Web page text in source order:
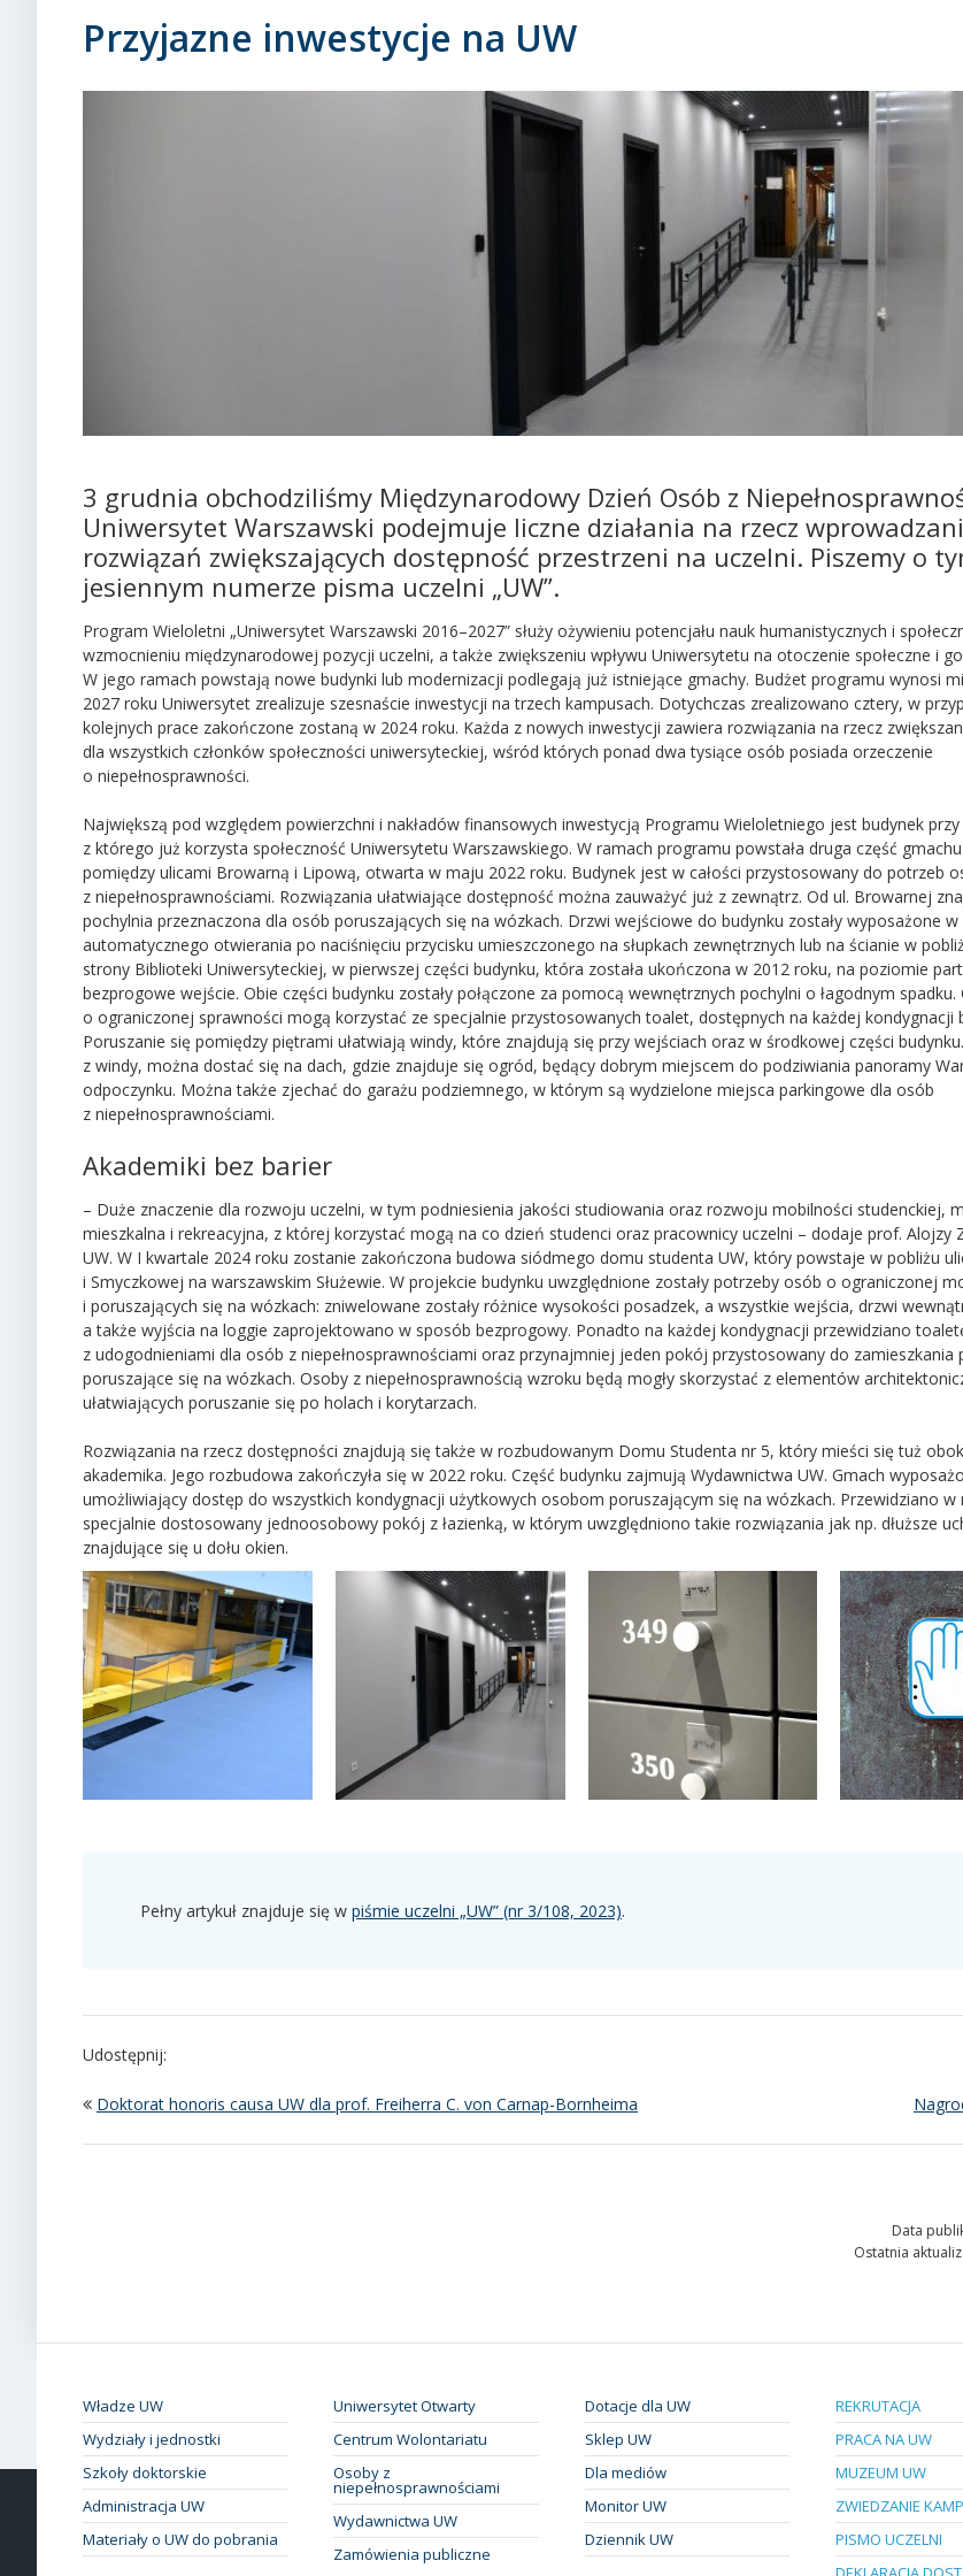
Przyjazne inwestycje na UW
3 grudnia obchodziliśmy Międzynarodowy Dzień Osób z
Uniwersytet Warszawski podejmuje liczne działania na rzecz
rozwiązań zwiększających dostępność przestrzeni na uczelni. Piszemy o
jesiennym numerze pisma uczelni „UW”.
Program Wieloletni „Uniwersytet Warszawski 2016–2027” służy ożywieniu potencjału nauk humanistycznych i
wzmocnieniu międzynarodowej pozycji uczelni, a także zwiększeniu wpływu Uniwersytetu na otoczenie społeczne i
W jego ramach powstają nowe budynki lub modernizacji podlegają już istniejące gmachy. Budżet programu wynosi
2027 roku Uniwersytet zrealizuje szesnaście inwestycji na trzech kampusach. Dotychczas zrealizowano cztery, w
kolejnych prace zakończone zostaną w 2024 roku. Każda z nowych inwestycji zawiera rozwiązania na rzecz
dla wszystkich członków społeczności uniwersyteckiej, wśród których ponad dwa tysiące osób posiada orzeczenie
o niepełnosprawności.
Największą pod względem powierzchni i nakładów finansowych inwestycją Programu Wieloletniego jest budynek
z którego już korzysta społeczność Uniwersytetu Warszawskiego. W ramach programu powstała druga część
pomiędzy ulicami Browarną i Lipową, otwarta w maju 2022 roku. Budynek jest w całości przystosowany do potrzeb
z niepełnosprawnościami. Rozwiązania ułatwiające dostępność można zauważyć już z zewnątrz. Od ul. Browarnej
pochylnia przeznaczona dla osób poruszających się na wózkach. Drzwi wejściowe do budynku zostały wyposażone w
automatycznego otwierania po naciśnięciu przycisku umieszczonego na słupkach zewnętrznych lub na ścianie w
strony Biblioteki Uniwersyteckiej, w pierwszej części budynku, która została ukończona w 2012 roku, na poziomie
bezprogowe wejście. Obie części budynku zostały połączone za pomocą wewnętrznych pochylni o łagodnym spadku.
o ograniczonej sprawności mogą korzystać ze specjalnie przystosowanych toalet, dostępnych na każdej kondygnacji
Poruszanie się pomiędzy piętrami ułatwiają windy, które znajdują się przy wejściach oraz w środkowej części
z windy, można dostać się na dach, gdzie znajduje się ogród, będący dobrym miejscem do podziwiania panoramy
odpoczynku. Można także zjechać do garażu podziemnego, w którym są wydzielone miejsca parkingowe dla osób
z niepełnosprawnościami.
Akademiki bez barier
– Duże znaczenie dla rozwoju uczelni, w tym podniesienia jakości studiowania oraz rozwoju mobilności studenckiej,
mieszkalna i rekreacyjna, z której korzystać mogą na co dzień studenci oraz pracownicy uczelni – dodaje prof. Alojzy
UW. W I kwartale 2024 roku zostanie zakończona budowa siódmego domu studenta UW, który powstaje w pobliżu
i Smyczkowej na warszawskim Służewie. W projekcie budynku uwzględnione zostały potrzeby osób o ograniczonej
i poruszających się na wózkach: zniwelowane zostały różnice wysokości posadzek, a wszystkie wejścia, drzwi
a także wyjścia na loggie zaprojektowano w sposób bezprogowy. Ponadto na każdej kondygnacji przewidziano
z udogodnieniami dla osób z niepełnosprawnościami oraz przynajmniej jeden pokój przystosowany do zamieszkania
poruszające się na wózkach. Osoby z niepełnosprawnością wzroku będą mogły skorzystać z elementów
ułatwiających poruszanie się po holach i korytarzach.
Rozwiązania na rzecz dostępności znajdują się także w rozbudowanym Domu Studenta nr 5, który mieści się tuż
akademika. Jego rozbudowa zakończyła się w 2022 roku. Część budynku zajmują Wydawnictwa UW. Gmach
umożliwiający dostęp do wszystkich kondygnacji użytkowych osobom poruszającym się na wózkach. Przewidziano w
specjalnie dostosowany jednoosobowy pokój z łazienką, w którym uwzględniono takie rozwiązania jak np. dłuższe
znajdujące się u dołu okien.
Pełny artykuł znajduje się w piśmie uczelni „UW” (nr 3/108, 2023).
Udostępnij:
Doktorat honoris causa UW dla prof. Freiherra C. von Carnap-Bornheima
Data
Ostatnia
Władze UW
Wydziały i jednostki
Szkoły doktorskie
Administracja UW
Materiały o UW do pobrania
Uniwersytet Otwarty
Centrum Wolontariatu
Osoby z
niepełnosprawnościami
Wydawnictwa UW
Zamówienia publiczne
Dotacje dla UW
Sklep UW
Dla mediów
Monitor UW
Dziennik UW
REKRUTACJA
PRACA NA UW
MUZEUM UW
ZWIEDZANIE
PISMO UCZELNI